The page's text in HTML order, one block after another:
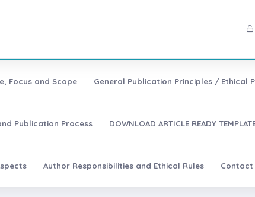
Focus and Scope General Publication Principles / Ethical
Publication Process DOWNLOAD ARTICLE READY
Author Responsibilities and Ethical Rules Contact